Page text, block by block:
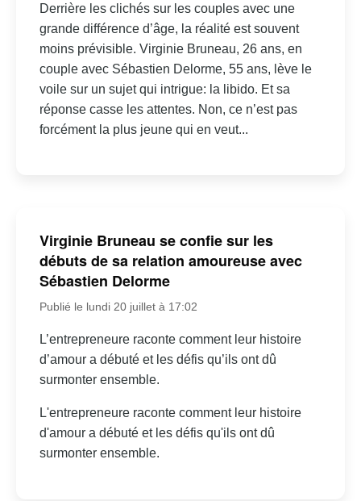
Derrière les clichés sur les couples avec une
grande différence d’âge, la réalité est souvent
moins prévisible. Virginie Bruneau, 26 ans, en
couple avec Sébastien Delorme, 55 ans, lève le
voile sur un sujet qui intrigue: la libido. Et sa
réponse casse les attentes. Non, ce n’est pas
forcément la plus jeune qui en veut...
Virginie Bruneau se confie sur les
débuts de sa relation amoureuse avec
Sébastien Delorme
Publié le lundi 20 juillet à 17:02
L’entrepreneure raconte comment leur histoire
d’amour a débuté et les défis qu’ils ont dû
surmonter ensemble.
L'entrepreneure raconte comment leur histoire
d'amour a débuté et les défis qu'ils ont dû
surmonter ensemble.